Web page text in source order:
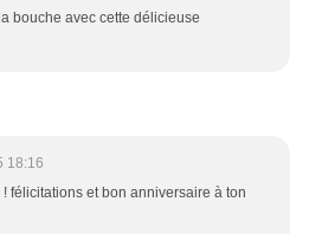
bouche avec cette délicieuse
18:16
félicitations et bon anniversaire à ton